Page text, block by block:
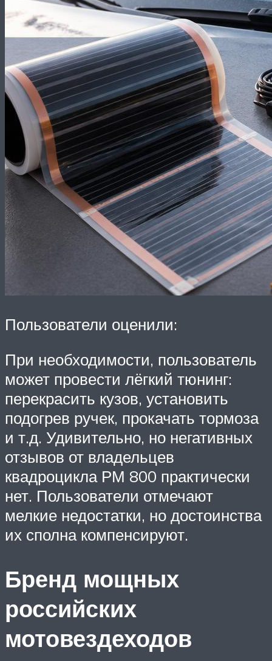
Пользователи оценили:
При необходимости, пользователь
может провести лёгкий тюнинг:
перекрасить кузов, установить
подогрев ручек, прокачать тормоза
и т.д. Удивительно, но негативных
отзывов от владельцев
квадроцикла РМ 800 практически
нет. Пользователи отмечают
мелкие недостатки, но достоинства
их сполна компенсируют.
Бренд мощных
российских
мотовездеходов